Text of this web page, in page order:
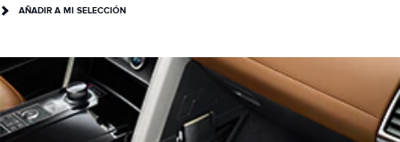
AÑADIR A MI SELECCIÓN